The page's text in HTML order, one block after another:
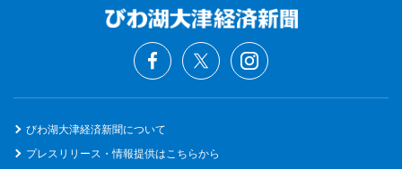
びわ湖大津経済新聞について
プレスリリース・情報提供はこちらから